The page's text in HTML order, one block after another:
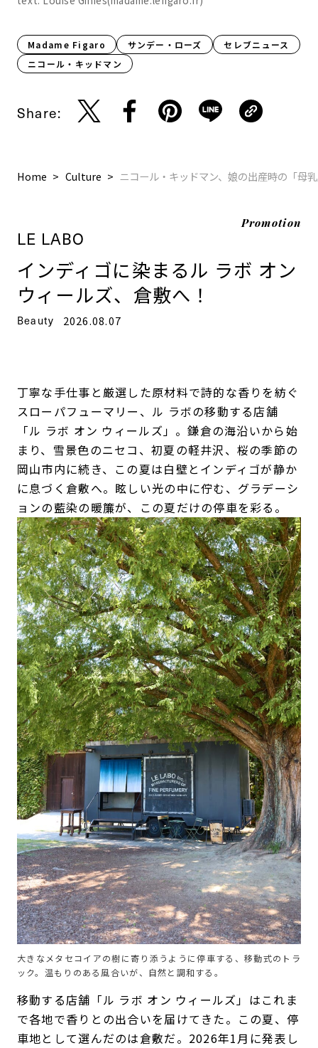
Madame Figaro サンデー・ローズ
セレブニュース
ニコール・キッドマン
Share:
Home Culture ニコール・キッドマン、娘の出産時の「母
Promotion
LE LABO
インディゴに染まるル ラボ オン
ウィールズ、倉敷へ！
Beauty 2026.08.07
丁寧な手仕事と厳選した原材料で詩的な香りを紡ぐ
スローパフューマリー、ル ラボの移動する店舗
「ル ラボ オン ウィールズ」。鎌倉の海沿いから始
まり、雪景色のニセコ、初夏の軽井沢、桜の季節の
岡山市内に続き、この夏は白壁とインディゴが静か
に息づく倉敷へ。眩しい光の中に佇む、グラデーシ
ョンの藍染の暖簾が、この夏だけの停車を彩る。
大きなメタセコイアの樹に寄り添うように停車する、移動式のトラ
ック。温もりのある風合いが、自然と調和する。
移動する店舗「ル ラボ オン ウィールズ」はこれま
で各地で香りとの出合いを届けてきた。この夏、停
車地として選んだのは倉敷だ。2026年1月に発表し